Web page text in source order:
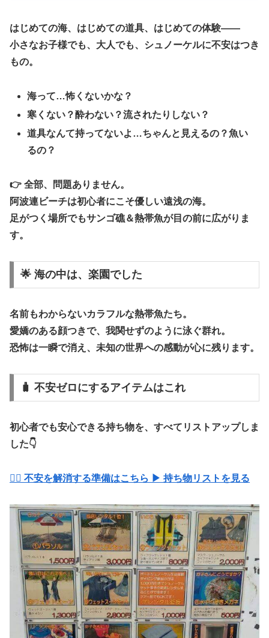
はじめての海、はじめての道具、はじめての体験——
小さなお子様でも、大人でも、シュノーケルに不安はつき
もの。
海って…怖くないかな？
寒くない？酔わない？流されたりしない？
道具なんて持ってないよ…ちゃんと見えるの？魚い
るの？
👉 全部、問題ありません。
阿波連ビーチは初心者にこそ優しい遠浅の海。
足がつく場所でもサンゴ礁＆熱帯魚が目の前に広がりま
す。
🌟 海の中は、楽園でした
名前もわからないカラフルな熱帯魚たち。
愛嬌のある顔つきで、我関せずのように泳ぐ群れ。
恐怖は一瞬で消え、未知の世界への感動が心に残ります。
🧳 不安ゼロにするアイテムはこれ
初心者でも安心できる持ち物を、すべてリストアップしま
した👇
🧘‍♂️ 不安を解消する準備はこちら ▶ 持ち物リストを見る